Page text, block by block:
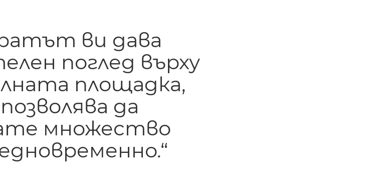
ви дава
поглед върху
площадка,
да
множество